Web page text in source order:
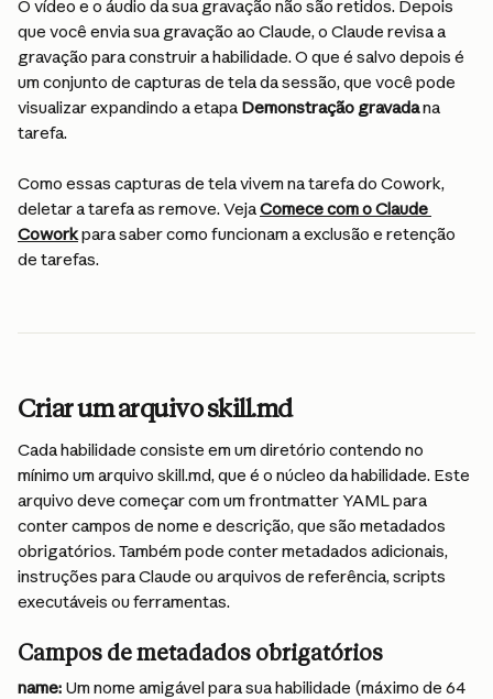
O vídeo e o áudio da sua gravação não são retidos. Depois
que você envia sua gravação ao Claude, o Claude revisa a
gravação para construir a habilidade. O que é salvo depois é
um conjunto de capturas de tela da sessão, que você pode
visualizar expandindo a etapa Demonstração gravada na
tarefa.
Como essas capturas de tela vivem na tarefa do Cowork,
deletar a tarefa as remove. Veja Comece com o Claude
Cowork para saber como funcionam a exclusão e retenção
de tarefas.
Criar um arquivo skill.md
Cada habilidade consiste em um diretório contendo no
mínimo um arquivo skill.md, que é o núcleo da habilidade. Este
arquivo deve começar com um frontmatter YAML para
conter campos de nome e descrição, que são metadados
obrigatórios. Também pode conter metadados adicionais,
instruções para Claude ou arquivos de referência, scripts
executáveis ou ferramentas.
Campos de metadados obrigatórios
name: Um nome amigável para sua habilidade (máximo de 64